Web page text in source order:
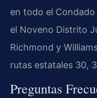
en todo el
el Noveno Distrito
Richmond y
rutas estatales 30,
Preguntas